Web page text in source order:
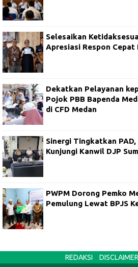
Selesaikan
Apresiasi Respon Cepat
Dekatkan Pelayanan
Pojok PBB Bapenda
di CFD Medan
Sinergi Tingkatkan
Kunjungi Kanwil DJP
PWPM Dorong Pemko
Pemulung Lewat BPJS
REDAKSI DISCLAIMER